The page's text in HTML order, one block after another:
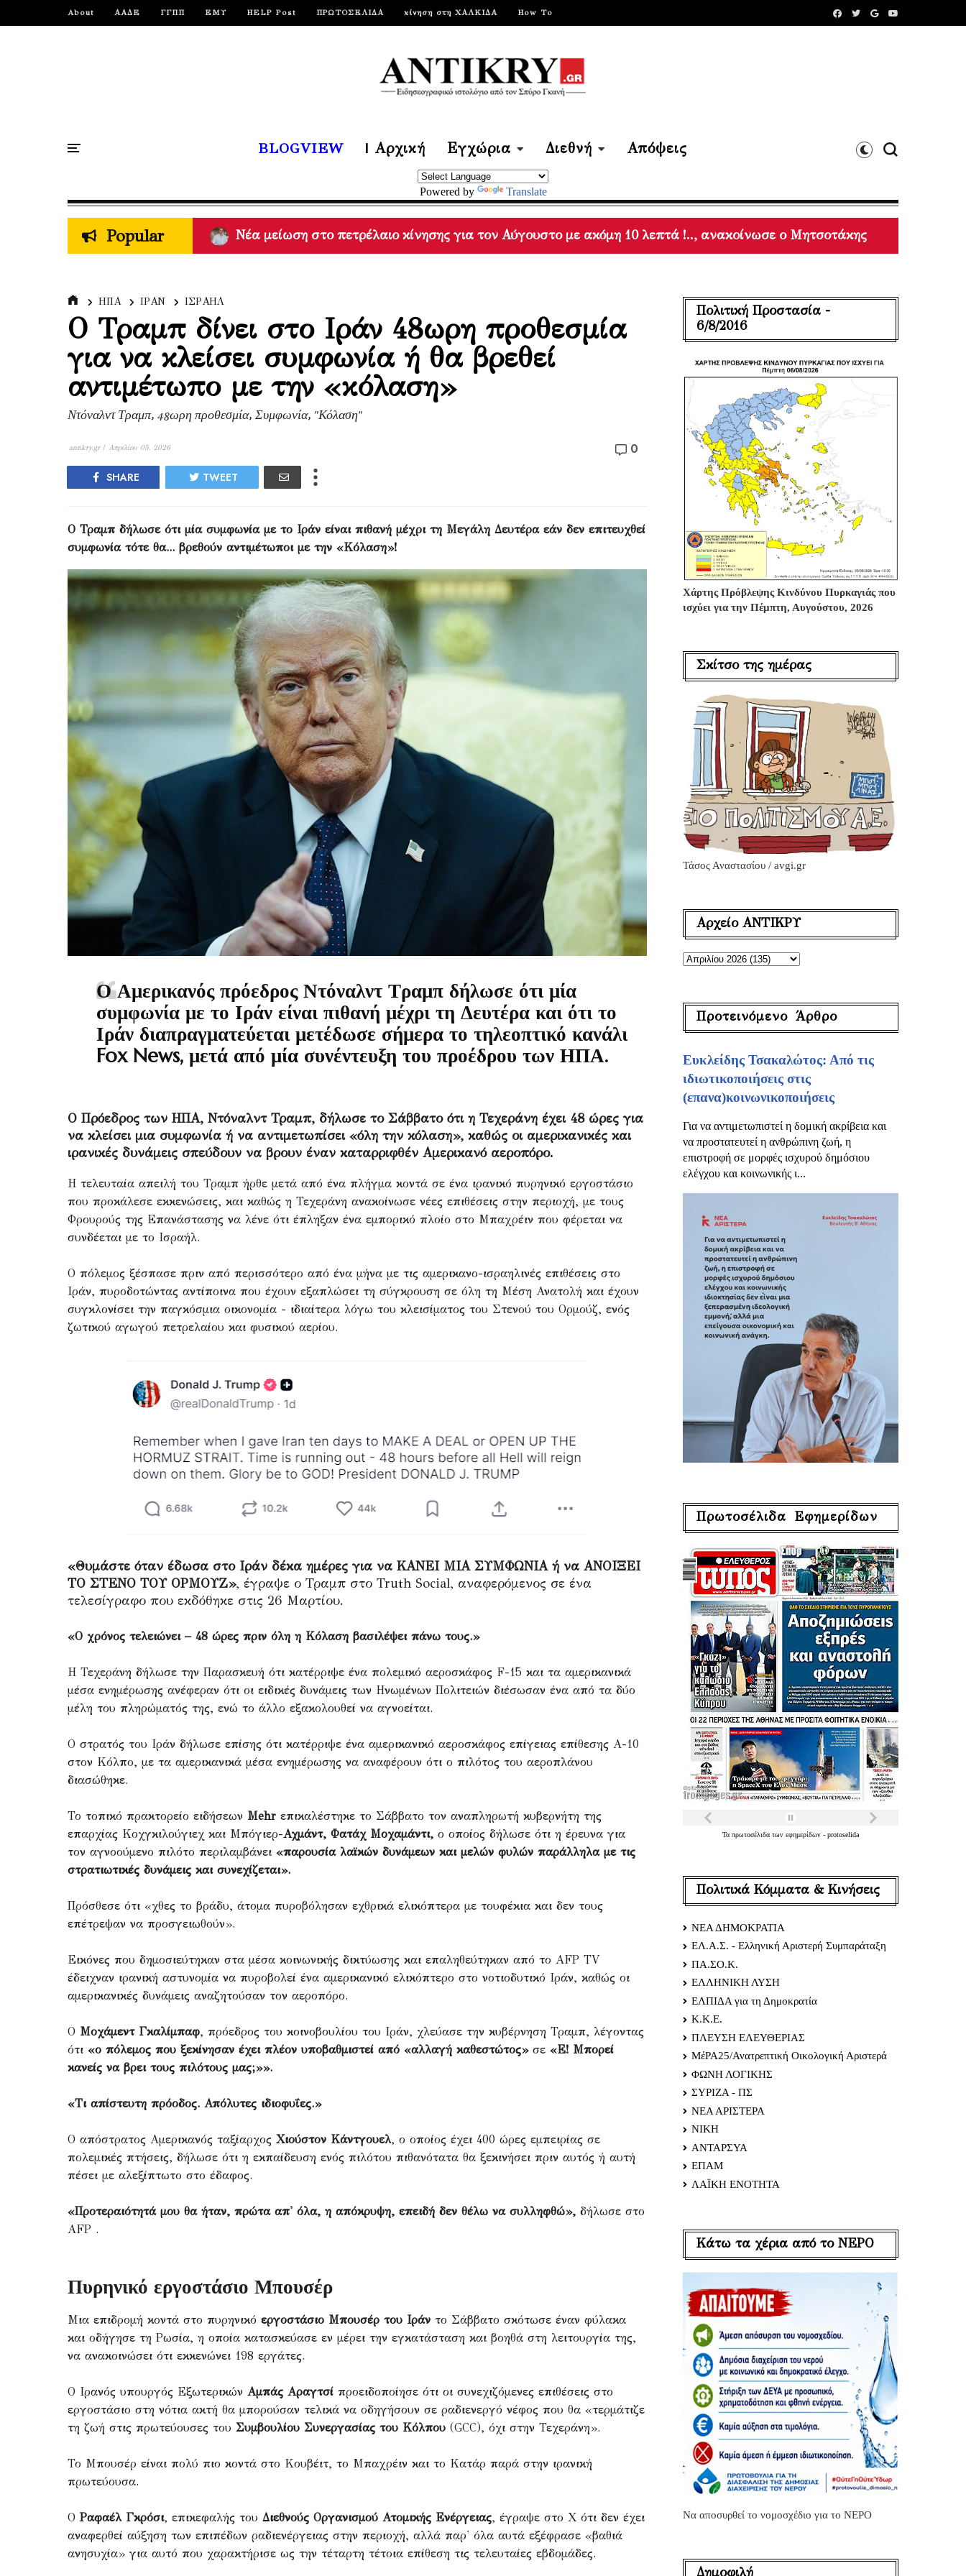
About ΑΑΔΕ ΓΓΠΠ ΕΜΥ HELP Post ΠΡΩΤΟΣΕΛΙΔΑ κίνηση στη ΧΑΛΚΙΔΑ How To
BLOGVIEW | Αρχική Εγχώρια Διεθνή Απόψεις
Powered by Translate
Popular Πυρκαγιές - Meteo / Το 42% των δασών της Αττικής κάηκε μέσα στα τελευταία 10 χρόνια (2017-2026), σύμφωνα με το
ΗΠΑ ΙΡΑΝ ΙΣΡΑΗΛ
Ο Τραμπ δίνει στο Ιράν 48ωρη προθεσμία
για να κλείσει συμφωνία ή θα βρεθεί
αντιμέτωπο με την «κόλαση»
Ντόναλντ Τραμπ, 48ωρη προθεσμία, Συμφωνία, "Κόλαση"
antikry.gr | Απριλίου 05, 2026 0
SHARE TWEET
Ο Τραμπ δήλωσε ότι μία συμφωνία με το Ιράν είναι πιθανή μέχρι τη Μεγάλη Δευτέρα εάν δεν επιτευχθεί
συμφωνία τότε θα... βρεθούν αντιμέτωποι με την «Κόλαση»!
Ο Αμερικανός πρόεδρος Ντόναλντ Τραμπ δήλωσε ότι μία
συμφωνία με το Ιράν είναι πιθανή μέχρι τη Δευτέρα και ότι το
Ιράν διαπραγματεύεται μετέδωσε σήμερα το τηλεοπτικό κανάλι
Fox News, μετά από μία συνέντευξη του προέδρου των ΗΠΑ.
Ο Πρόεδρος των ΗΠΑ, Ντόναλντ Τραμπ, δήλωσε το Σάββατο ότι η Τεχεράνη έχει 48 ώρες για
να κλείσει μια συμφωνία ή να αντιμετωπίσει «όλη την κόλαση», καθώς οι αμερικανικές και
ιρανικές δυνάμεις σπεύδουν να βρουν έναν καταρριφθέν Αμερικανό αεροπόρο.
Η τελευταία απειλή του Τραμπ ήρθε μετά από ένα πλήγμα κοντά σε ένα ιρανικό πυρηνικό εργοστάσιο
που προκάλεσε εκκενώσεις, και καθώς η Τεχεράνη ανακοίνωσε νέες επιθέσεις στην περιοχή, με τους
Φρουρούς της Επανάστασης να λένε ότι έπληξαν ένα εμπορικό πλοίο στο Μπαχρέιν που φέρεται να
συνδέεται με το Ισραήλ.
Ο πόλεμος ξέσπασε πριν από περισσότερο από ένα μήνα με τις αμερικανο-ισραηλινές επιθέσεις στο
Ιράν, πυροδοτώντας αντίποινα που έχουν εξαπλώσει τη σύγκρουση σε όλη τη Μέση Ανατολή και έχουν
συγκλονίσει την παγκόσμια οικονομία - ιδιαίτερα λόγω του κλεισίματος του Στενού του Ορμούζ, ενός
ζωτικού αγωγού πετρελαίου και φυσικού αερίου.
«Θυμάστε όταν έδωσα στο Ιράν δέκα ημέρες για να ΚΑΝΕΙ ΜΙΑ ΣΥΜΦΩΝΙΑ ή να ΑΝΟΙΞΕΙ
ΤΟ ΣΤΕΝΟ ΤΟΥ ΟΡΜΟΥΖ», έγραψε ο Τραμπ στο Truth Social, αναφερόμενος σε ένα
τελεσίγραφο που εκδόθηκε στις 26 Μαρτίου.
«Ο χρόνος τελειώνει – 48 ώρες πριν όλη η Κόλαση βασιλέψει πάνω τους.»
Η Τεχεράνη δήλωσε την Παρασκευή ότι κατέρριψε ένα πολεμικό αεροσκάφος F-15 και τα αμερικανικά
μέσα ενημέρωσης ανέφεραν ότι οι ειδικές δυνάμεις των Ηνωμένων Πολιτειών διέσωσαν ένα από τα δύο
μέλη του πληρώματός της, ενώ το άλλο εξακολουθεί να αγνοείται.
Ο στρατός του Ιράν δήλωσε επίσης ότι κατέρριψε ένα αμερικανικό αεροσκάφος επίγειας επίθεσης A-10
στον Κόλπο, με τα αμερικανικά μέσα ενημέρωσης να αναφέρουν ότι ο πιλότος του αεροπλάνου
διασώθηκε.
Το τοπικό πρακτορείο ειδήσεων Mehr επικαλέστηκε το Σάββατο τον αναπληρωτή κυβερνήτη της
επαρχίας Κοχγκιλούγιεχ και Μπόγιερ-Αχμάντ, Φατάχ Μοχαμάντι, ο οποίος δήλωσε ότι η έρευνα για
τον αγνοούμενο πιλότο περιλαμβάνει «παρουσία λαϊκών δυνάμεων και μελών φυλών παράλληλα με τις
στρατιωτικές δυνάμεις και συνεχίζεται».
Πρόσθεσε ότι «χθες το βράδυ, άτομα πυροβόλησαν εχθρικά ελικόπτερα με τουφέκια και δεν τους
επέτρεψαν να προσγειωθούν».
Εικόνες που δημοσιεύτηκαν στα μέσα κοινωνικής δικτύωσης και επαληθεύτηκαν από το AFP TV
έδειχναν ιρανική αστυνομία να πυροβολεί ένα αμερικανικό ελικόπτερο στο νοτιοδυτικό Ιράν, καθώς οι
αμερικανικές δυνάμεις αναζητούσαν τον αεροπόρο.
Ο Μοχάμεντ Γκαλίμπαφ, πρόεδρος του κοινοβουλίου του Ιράν, χλεύασε την κυβέρνηση Τραμπ, λέγοντας
ότι «ο πόλεμος που ξεκίνησαν έχει πλέον υποβαθμιστεί από «αλλαγή καθεστώτος» σε «Ε! Μπορεί
κανείς να βρει τους πιλότους μας;»».
«Τι απίστευτη πρόοδος. Απόλυτες ιδιοφυΐες.»
Ο απόστρατος Αμερικανός ταξίαρχος Χιούστον Κάντγουελ, ο οποίος έχει 400 ώρες εμπειρίας σε
πολεμικές πτήσεις, δήλωσε ότι η εκπαίδευση ενός πιλότου πιθανότατα θα ξεκινήσει πριν αυτός ή αυτή
πέσει με αλεξίπτωτο στο έδαφος.
«Προτεραιότητά μου θα ήταν, πρώτα απ' όλα, η απόκρυψη, επειδή δεν θέλω να συλληφθώ», δήλωσε στο
AFP .
Πυρηνικό εργοστάσιο Μπουσέρ
Μια επιδρομή κοντά στο πυρηνικό εργοστάσιο Μπουσέρ του Ιράν το Σάββατο σκότωσε έναν φύλακα
και οδήγησε τη Ρωσία, η οποία κατασκεύασε εν μέρει την εγκατάσταση και βοηθά στη λειτουργία της,
να ανακοινώσει ότι εκκενώνει 198 εργάτες.
Ο Ιρανός υπουργός Εξωτερικών Αμπάς Αραγτσί προειδοποίησε ότι οι συνεχιζόμενες επιθέσεις στο
εργοστάσιο στη νότια ακτή θα μπορούσαν τελικά να οδηγήσουν σε ραδιενεργό νέφος που θα «τερμάτιζε
τη ζωή στις πρωτεύουσες του Συμβουλίου Συνεργασίας του Κόλπου (GCC), όχι στην Τεχεράνη».
Το Μπουσέρ είναι πολύ πιο κοντά στο Κουβέιτ, το Μπαχρέιν και το Κατάρ παρά στην ιρανική
πρωτεύουσα.
Ο Ραφαέλ Γκρόσι, επικεφαλής του Διεθνούς Οργανισμού Ατομικής Ενέργειας, έγραψε στο X ότι δεν έχει
αναφερθεί αύξηση των επιπέδων ραδιενέργειας στην περιοχή, αλλά παρ' όλα αυτά εξέφρασε «βαθιά
ανησυχία» για αυτό που χαρακτήρισε ως την τέταρτη τέτοια επίθεση τις τελευταίες εβδομάδες.
Πολιτική Προστασία -
6/8/2016
Χάρτης Πρόβλεψης Κινδύνου Πυρκαγιάς που
ισχύει για την Πέμπτη, Αυγούστου, 2026
Σκίτσο της ημέρας
Τάσος Αναστασίου / avgi.gr
Αρχείο ΑΝΤΙΚΡΥ
Προτεινόμενο Άρθρο
Ευκλείδης Τσακαλώτος: Από τις
ιδιωτικοποιήσεις στις
(επανα)κοινωνικοποιήσεις
Για να αντιμετωπιστεί η δομική ακρίβεια και
να προστατευτεί η ανθρώπινη ζωή, η
επιστροφή σε μορφές ισχυρού δημόσιου
ελέγχου και κοινωνικής ι...
Πρωτοσέλιδα Εφημερίδων
Τα πρωτοσέλιδα των εφημερίδων - protoselida
Πολιτικά Κόμματα & Κινήσεις
ΝΕΑ ΔΗΜΟΚΡΑΤΙΑ
ΕΛ.Α.Σ. - Ελληνική Αριστερή Συμπαράταξη
ΠΑ.ΣΟ.Κ.
ΕΛΛΗΝΙΚΗ ΛΥΣΗ
ΕΛΠΙΔΑ για τη Δημοκρατία
Κ.Κ.Ε.
ΠΛΕΥΣΗ ΕΛΕΥΘΕΡΙΑΣ
ΜέΡΑ25/Ανατρεπτική Οικολογική Αριστερά
ΦΩΝΗ ΛΟΓΙΚΗΣ
ΣΥΡΙΖΑ - ΠΣ
ΝΕΑ ΑΡΙΣΤΕΡΑ
ΝΙΚΗ
ΑΝΤΑΡΣΥΑ
ΕΠΑΜ
ΛΑΪΚΗ ΕΝΟΤΗΤΑ
Κάτω τα χέρια από το ΝΕΡΟ
Να αποσυρθεί το νομοσχέδιο για το ΝΕΡΟ
Δημοφιλή